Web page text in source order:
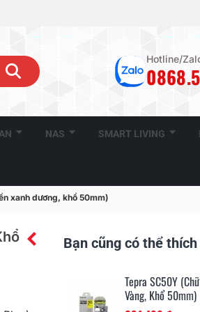
Hotline/
NAS SMART LIVING
xanh dương, khổ 50mm)
Bạn cũng có thể thích
Tepra SS50K
Trắng, Khổ 50mm)